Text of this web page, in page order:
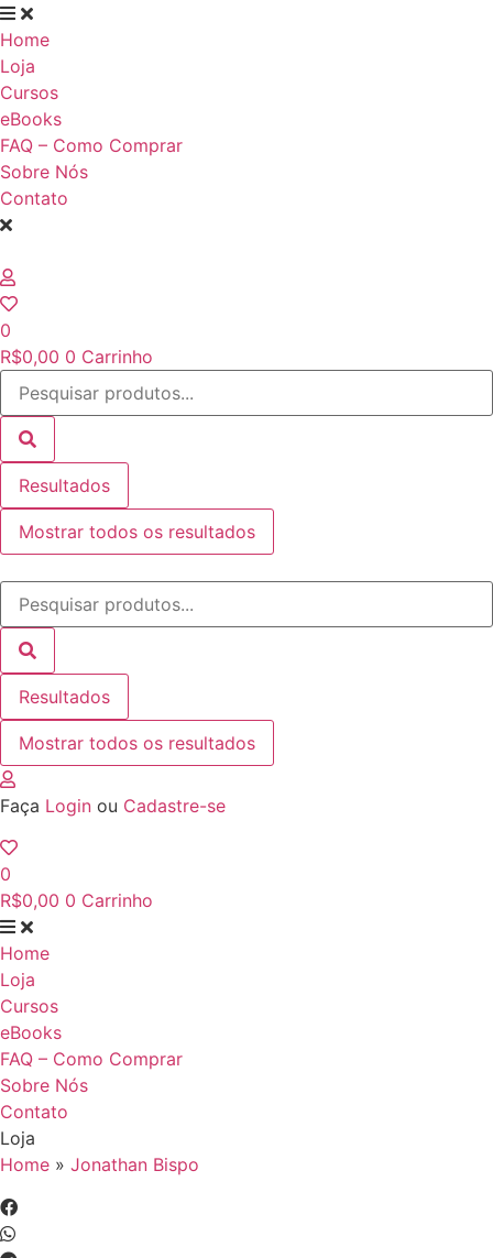
Ir
para
o
conteúdo
Home
Loja
Cursos
eBooks
FAQ – Como Comprar
Sobre Nós
Contato
0
R$0,00 0 Carrinho
Pesquisar
Resultados
Mostrar todos os resultados
Pesquisar
Resultados
Mostrar todos os resultados
Faça Login ou Cadastre-se
0
R$0,00 0 Carrinho
Home
Loja
Cursos
eBooks
FAQ – Como Comprar
Sobre Nós
Contato
Loja
Home » Jonathan Bispo